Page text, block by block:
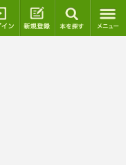
ログイン 新規登録